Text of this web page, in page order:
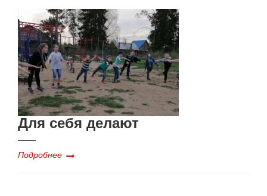
Для себя делают
Подробнее